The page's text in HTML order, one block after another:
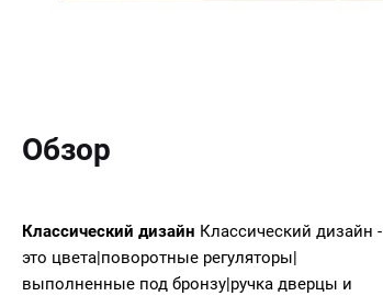
Обзор
Классический дизайн Классический дизайн -
это цвета|поворотные регуляторы|
выполненные под бронзу|ручка дверцы и